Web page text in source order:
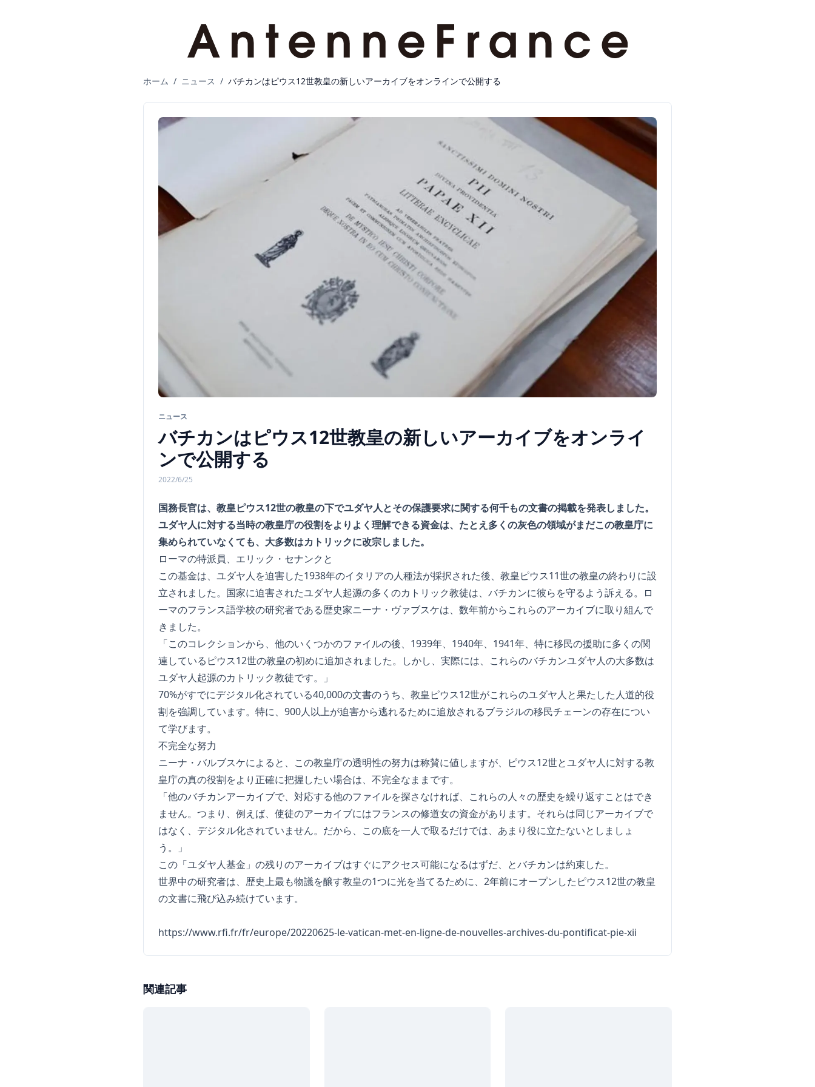
ホーム / ニュース / バチカンはピウス12世教皇の新しいアーカイブをオンラインで公開する
ニュース
バチカンはピウス12世教皇の新しいアーカイブをオンライ
ンで公開する
2022/6/25
国務長官は、教皇ピウス12世の教皇の下でユダヤ人とその保護要求に関する何千もの文書の掲載を発表しました。
ユダヤ人に対する当時の教皇庁の役割をよりよく理解できる資金は、たとえ多くの灰色の領域がまだこの教皇庁に
集められていなくても、大多数はカトリックに改宗しました。
ローマの特派員、エリック・セナンクと
この基金は、ユダヤ人を迫害した1938年のイタリアの人種法が採択された後、教皇ピウス11世の教皇の終わりに設
立されました。国家に迫害されたユダヤ人起源の多くのカトリック教徒は、バチカンに彼らを守るよう訴える。ロ
ーマのフランス語学校の研究者である歴史家ニーナ・ヴァブスケは、数年前からこれらのアーカイブに取り組んで
きました。
「このコレクションから、他のいくつかのファイルの後、1939年、1940年、1941年、特に移民の援助に多くの関
連しているピウス12世の教皇の初めに追加されました。しかし、実際には、これらのバチカンユダヤ人の大多数は
ユダヤ人起源のカトリック教徒です。」
70%がすでにデジタル化されている40,000の文書のうち、教皇ピウス12世がこれらのユダヤ人と果たした人道的役
割を強調しています。特に、900人以上が迫害から逃れるために追放されるブラジルの移民チェーンの存在につい
て学びます。
不完全な努力
ニーナ・バルブスケによると、この教皇庁の透明性の努力は称賛に値しますが、ピウス12世とユダヤ人に対する教
皇庁の真の役割をより正確に把握したい場合は、不完全なままです。
「他のバチカンアーカイブで、対応する他のファイルを探さなければ、これらの人々の歴史を繰り返すことはでき
ません。つまり、例えば、使徒のアーカイブにはフランスの修道女の資金があります。それらは同じアーカイブで
はなく、デジタル化されていません。だから、この底を一人で取るだけでは、あまり役に立たないとしましょ
う。」
この「ユダヤ人基金」の残りのアーカイブはすぐにアクセス可能になるはずだ、とバチカンは約束した。
世界中の研究者は、歴史上最も物議を醸す教皇の1つに光を当てるために、2年前にオープンしたピウス12世の教皇
の文書に飛び込み続けています。
https://www.rfi.fr/fr/europe/20220625-le-vatican-met-en-ligne-de-nouvelles-archives-du-pontificat-pie-xii
関連記事